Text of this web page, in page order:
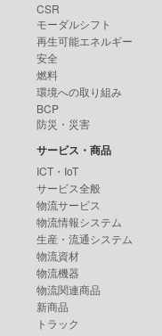
CSR
モーダルシフト
再生可能エネルギー
安全
燃料
環境への取り組み
BCP
防災・災害
サービス・商品
ICT・IoT
サービス全般
物流サービス
物流情報システム
生産・流通システム
物流資材
物流機器
物流関連商品
新商品
トラック